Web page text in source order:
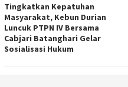
Tingkatkan Kepatuhan
Masyarakat, Kebun Durian
Luncuk PTPN IV Bersama
Cabjari Batanghari Gelar
Sosialisasi Hukum